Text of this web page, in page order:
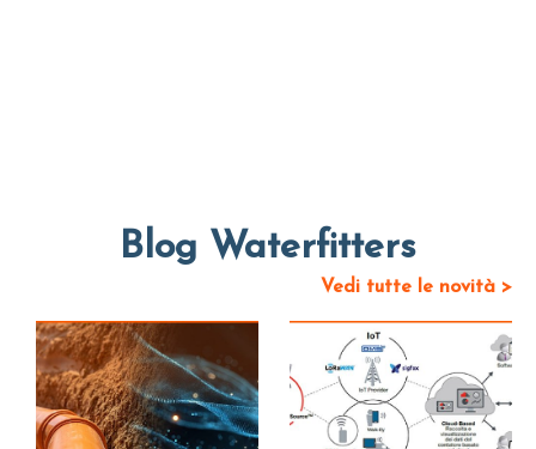
Blog Waterfitters
Vedi tutte le novità >